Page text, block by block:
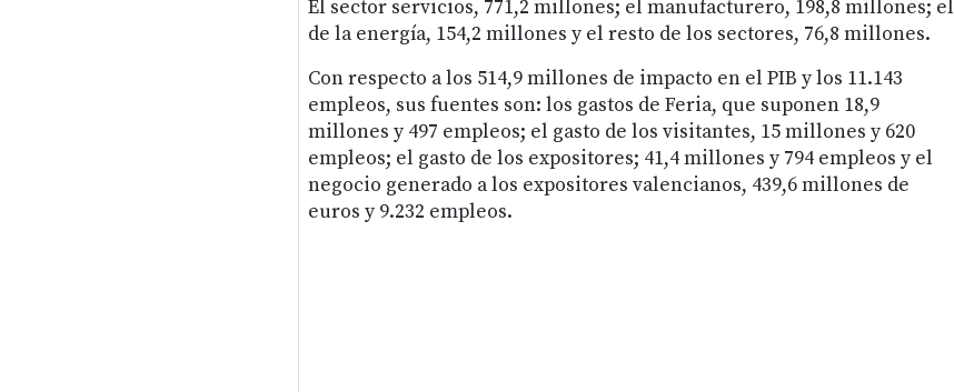
El sector servicios, 771,2 millones; el manufacturero, 198,8 millones; el
de la energía, 154,2 millones y el resto de los sectores, 76,8 millones.
Con respecto a los 514,9 millones de impacto en el PIB y los 11.143
empleos, sus fuentes son: los gastos de Feria, que suponen 18,9
millones y 497 empleos; el gasto de los visitantes, 15 millones y 620
empleos; el gasto de los expositores; 41,4 millones y 794 empleos y el
negocio generado a los expositores valencianos, 439,6 millones de
euros y 9.232 empleos.